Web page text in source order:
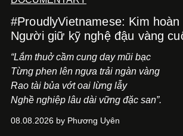
#ProudlyVietnamese: Kim
Người giữ kỹ nghệ đậu vàng
“Lắm thuở cầm cung day mũi bạc
Từng phen lên ngựa trải ngàn vàng
Rao tài bủa vớt oai lừng lẫy
Nghề nghiệp lâu dài vững đặc san”.
08.08.2026 by Phương Uyên